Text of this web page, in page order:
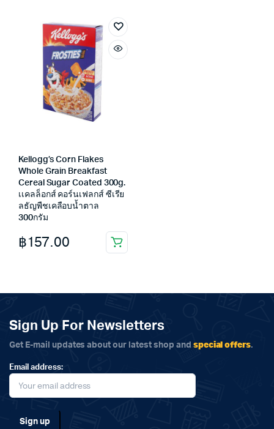
Kellogg’s Corn Flakes
Whole Grain Breakfast
Cereal Sugar Coated 300g.
เเคลล็อกส์ คอร์นเฟลกส์ ซีเรีย
ลธัญพืชเคลือบน้ำตาล
300กรัม
฿157.00
Sign Up For Newsletters
Get E-mail updates about our latest shop and special offers.
Email address: